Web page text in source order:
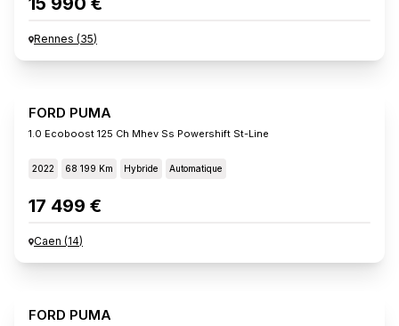
Rennes (35)
FORD PUMA
1.0 Ecoboost 125 Ch Mhev Ss Powershift St-Line
2022 68 199 Km Hybride Automatique
17 499 €
Caen (14)
FORD PUMA